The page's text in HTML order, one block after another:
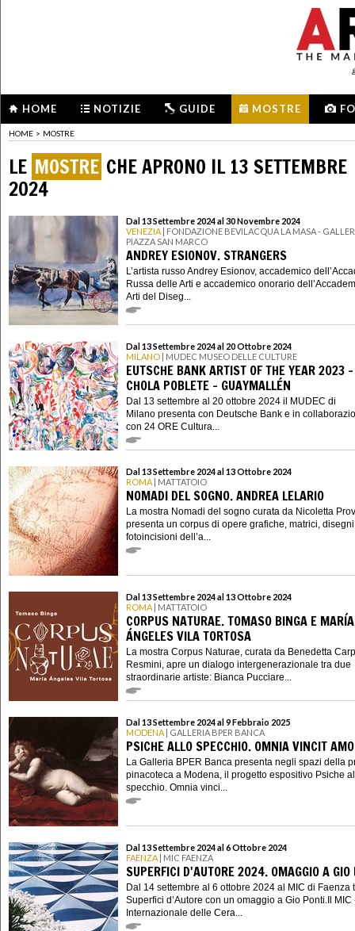
HOME NOTIZIE GUIDE MOSTRE
HOME > MOSTRE
LE MOSTRE CHE APRONO IL 13 SETTEMBRE
2024
Dal 13 Settembre 2024 al 30 Novembre 2024
VENEZIA | FONDAZIONE BEVILACQUA LA MASA -
PIAZZA SAN MARCO
ANDREY ESIONOV. STRANGERS
L’artista russo Andrey Esionov, accademico
Russa delle Arti e accademico onorario
Arti del Diseg...
Dal 13 Settembre 2024 al 20 Ottobre 2024
MILANO | MUDEC MUSEO DELLE CULTURE
EUTSCHE BANK ARTIST OF THE YEAR 2023
CHOLA POBLETE – GUAYMALLÉN
Dal 13 settembre al 20 ottobre 2024 il MUDEC di
Milano presenta con Deutsche Bank e in
con 24 ORE Cultura...
Dal 13 Settembre 2024 al 13 Ottobre 2024
ROMA | MATTATOIO
NOMADI DEL SOGNO. ANDREA LELARIO
La mostra Nomadi del sogno curata da Nicoletta
presenta un corpus di opere grafiche, matrici,
fotoincisioni dell’a...
Dal 13 Settembre 2024 al 13 Ottobre 2024
ROMA | MATTATOIO
CORPUS NATURAE. TOMASO BINGA E MARÍA
ÁNGELES VILA TORTOSA
La mostra Corpus Naturae, curata da Benedetta
Resmini, apre un dialogo intergenerazionale tra due
straordinarie artiste: Bianca Pucciare...
Dal 13 Settembre 2024 al 9 Febbraio 2025
MODENA | GALLERIA BPER BANCA
PSICHE ALLO SPECCHIO. OMNIA VINCIT
La Galleria BPER Banca presenta negli spazi della
pinacoteca a Modena, il progetto espositivo Psiche
specchio. Omnia vinci...
Dal 13 Settembre 2024 al 6 Ottobre 2024
FAENZA | MIC FAENZA
SUPERFICI D'AUTORE 2024. OMAGGIO A GIO
Dal 14 settembre al 6 ottobre 2024 al MIC di Faenza
Superfici d’Autore con un omaggio a Gio Ponti.Il MIC
Internazionale delle Cera...